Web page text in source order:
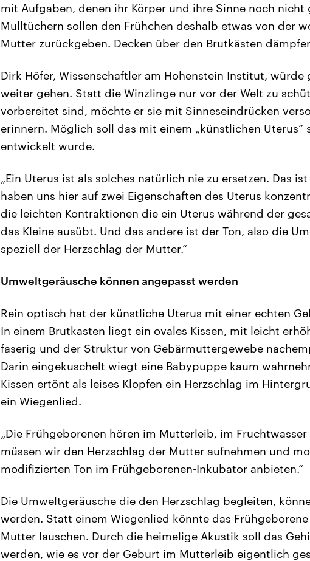
mit Aufgaben, denen ihr Körper und ihre Sinne noch nicht
Mulltüchern sollen den Frühchen deshalb etwas von der
Mutter zurückgeben. Decken über den Brutkästen
Dirk Höfer, Wissenschaftler am Hohenstein Institut,
weiter gehen. Statt die Winzlinge nur vor der Welt zu
vorbereitet sind, möchte er sie mit Sinneseindrücken
erinnern. Möglich soll das mit einem „künstlichen Uterus“
entwickelt wurde.
„Ein Uterus ist als solches natürlich nie zu ersetzen. Das
haben uns hier auf zwei Eigenschaften des Uterus
die leichten Kontraktionen die ein Uterus während der
das Kleine ausübt. Und das andere ist der Ton, also die
speziell der Herzschlag der Mutter.“
Umweltgeräusche können angepasst werden
Rein optisch hat der künstliche Uterus mit einer echten
In einem Brutkasten liegt ein ovales Kissen, mit leicht
faserig und der Struktur von Gebärmuttergewebe
Darin eingekuschelt wiegt eine Babypuppe kaum
Kissen ertönt als leises Klopfen ein Herzschlag im
ein Wiegenlied.
„Die Frühgeborenen hören im Mutterleib, im Fruchtwasser
müssen wir den Herzschlag der Mutter aufnehmen und
modifizierten Ton im Frühgeborenen-Inkubator anbieten.“
Die Umweltgeräusche die den Herzschlag begleiten,
werden. Statt einem Wiegenlied könnte das
Mutter lauschen. Durch die heimelige Akustik soll das
werden, wie es vor der Geburt im Mutterleib eigentlich